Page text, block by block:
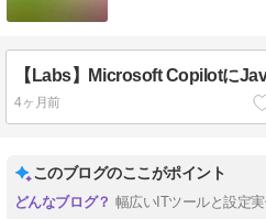
4ヶ月前
このブログのここがポイント
幅広いITツールと設定